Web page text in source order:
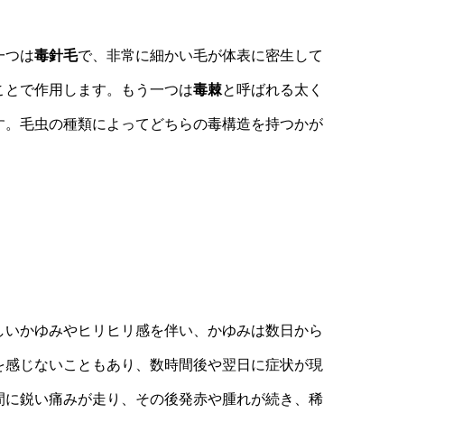
つは毒針毛で、非常に細かい毛が体表に密生して
で作用します。もう一つは毒棘と呼ばれる太く
毛虫の種類によってどちらの毒構造を持つかが
かゆみやヒリヒリ感を伴い、かゆみは数日から
じないこともあり、数時間後や翌日に症状が現
鋭い痛みが走り、その後発赤や腫れが続き、稀